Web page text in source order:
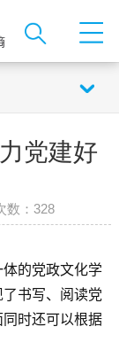
党建好
数：328
的党政文化学
书写、阅读党
时还可以根据